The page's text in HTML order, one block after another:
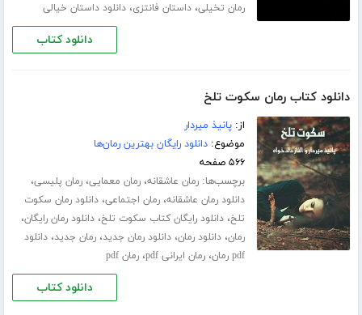
رمان تخیلی،داستان فانتزی،دانلود داستان خیالی
دانلود کتاب
دانلود کتاب رمان سکوت تلخ
از:پانیذ میردار
موضوع:دانلود رایگان بهترین رمان‌ها
۵۶۶ صفحه
برچسب‌ها:رمان عاشقانه،رمان معمایی،رمان پلیسی،
دانلود رمان عاشقانه،رمان اجتماعی،دانلود رمان سکوت
تلخ،دانلود رایگان کتاب سکوت تلخ،دانلود رمان رایگان،
رمان،دانلود رمان،دانلود رمان جدید،رمان جدید،دانلود
pdf رمان
،رمان ایرانی pdf ،رمان pdf
دانلود کتاب